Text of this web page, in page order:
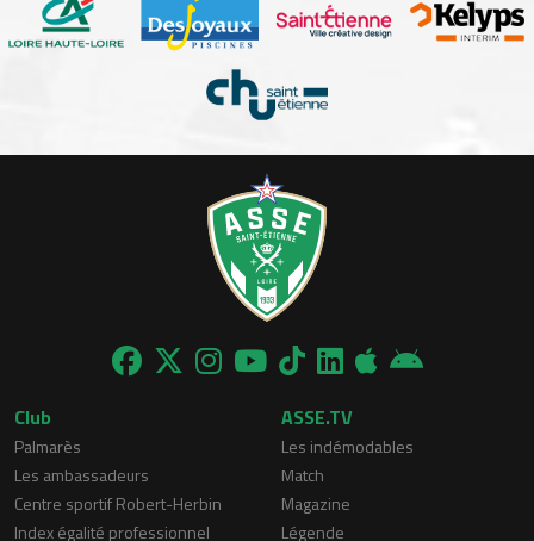
Club
Palmarès
Les ambassadeurs
Centre sportif Robert-Herbin
Index égalité professionnel
ASSE.TV
Les indémodables
Match
Magazine
Légende